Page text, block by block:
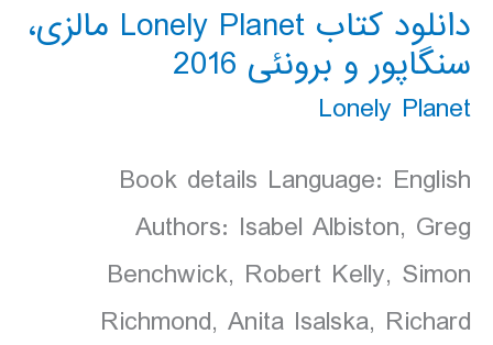
دانلود کتاب Lonely Planet مالزی،
سنگاپور و برونئی 2016
Lonely Planet
Book details Language: English
Authors: Isabel Albiston, Greg
Benchwick, Robert Kelly, Simon
Richmond, Anita Isalska, Richard